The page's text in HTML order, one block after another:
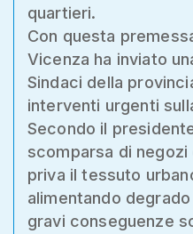
quartieri.
Con questa
Vicenza ha inviato
Sindaci della
interventi urgenti
Secondo il
scomparsa di
priva il tessuto
alimentando
gravi conseguenze